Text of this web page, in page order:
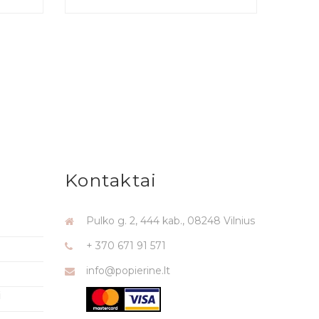
Kontaktai
Pulko g. 2, 444 kab., 08248 Vilnius
+ 370 671 91 571
info@popierine.lt